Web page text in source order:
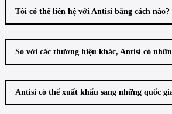
Tôi có thể liên hệ với Antisi bằng cách nào?
So với các thương hiệu khác, Antisi có
Antisi có thể xuất khẩu sang những quốc